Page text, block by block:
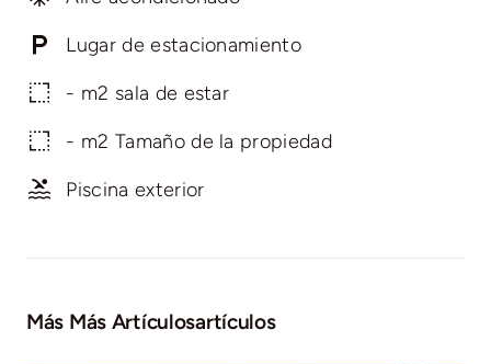
- m2 sala de estar
- m2 Tamaño de la propiedad
Lugar de estacionamiento
Piscina exterior
Más Más Artículosartículos